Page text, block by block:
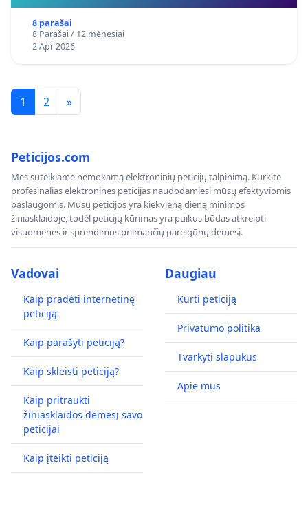
8 parašai
8 Parašai / 12 mėnesiai
2 Apr 2026
1 2 »
Peticijos.com
Mes suteikiame nemokamą elektroninių peticijų talpinimą. Kurkite
profesinalias elektronines peticijas naudodamiesi mūsų efektyviomis
paslaugomis. Mūsų peticijos yra kiekvieną dieną minimos
žiniasklaidoje, todėl peticijų kūrimas yra puikus būdas atkreipti
visuomenės ir sprendimus priimančių pareigūnų dėmesį.
Vadovai
Kaip pradėti internetinę
peticiją
Kaip parašyti peticiją?
Kaip skleisti peticiją?
Kaip pritraukti
žiniasklaidos dėmesį savo
peticijai
Kaip įteikti peticiją
Daugiau
Kurti peticiją
Privatumo politika
Tvarkyti slapukus
Apie mus